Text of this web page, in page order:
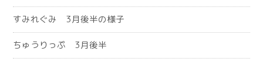
すみれぐみ 3月後半の様子
ちゅうりっぷ 3月後半